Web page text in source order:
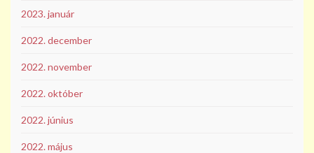
2023. január
2022. december
2022. november
2022. október
2022. június
2022. május